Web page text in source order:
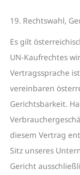
19. Rechtswahl,
Es gilt
UN-Kaufrechtes
Vertragssprache
vereinbaren
Gerichtsbarkeit.
diesem Vertrag
Sitz unseres
Gericht